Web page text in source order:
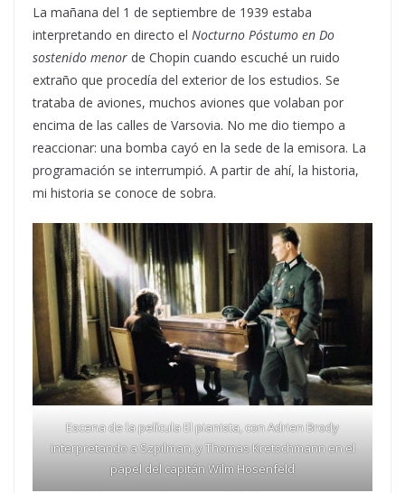
La mañana del 1 de septiembre de 1939 estaba
interpretando en directo el Nocturno Póstumo en Do
sostenido menor de Chopin cuando escuché un ruido
extraño que procedía del exterior de los estudios. Se
trataba de aviones, muchos aviones que volaban por
encima de las calles de Varsovia. No me dio tiempo a
reaccionar: una bomba cayó en la sede de la emisora. La
programación se interrumpió. A partir de ahí, la historia,
mi historia se conoce de sobra.
Escena de la película El pianista, con Adrien Brody
interpretando a Szpilman, y Thomas Kretschmann en el
papel del capitán Wilm Hosenfeld